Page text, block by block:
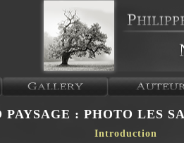
PAYSAGE : PHOTO LES
Introduction